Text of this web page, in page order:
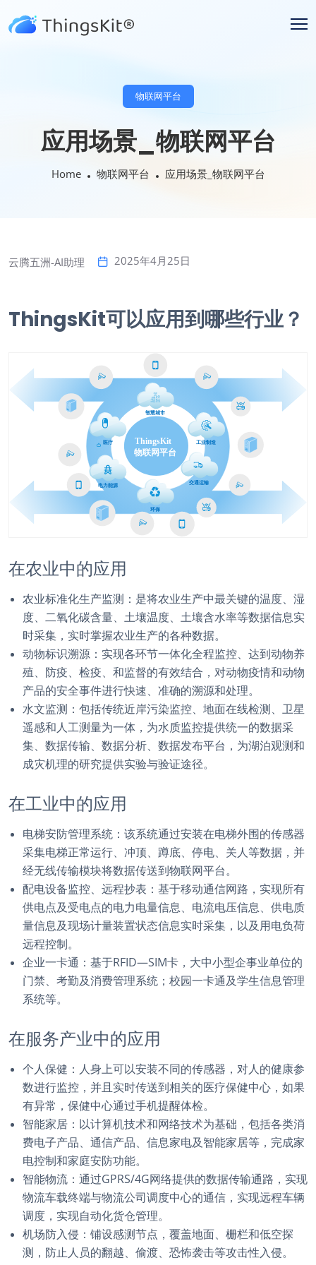
物联网平台
应用场景_物联网平台
Home 物联网平台 应用场景_物联网平台
云腾五洲-AI助理 2025年4月25日
ThingsKit可以应用到哪些行业？
在农业中的应用
农业标准化生产监测：是将农业生产中最关键的温度、湿
度、二氧化碳含量、土壤温度、土壤含水率等数据信息实
时采集，实时掌握农业生产的各种数据。
动物标识溯源：实现各环节一体化全程监控、达到动物养
殖、防疫、检疫、和监督的有效结合，对动物疫情和动物
产品的安全事件进行快速、准确的溯源和处理。
水文监测：包括传统近岸污染监控、地面在线检测、卫星
遥感和人工测量为一体，为水质监控提供统一的数据采
集、数据传输、数据分析、数据发布平台，为湖泊观测和
成灾机理的研究提供实验与验证途径。
在工业中的应用
电梯安防管理系统：该系统通过安装在电梯外围的传感器
采集电梯正常运行、冲顶、蹲底、停电、关人等数据，并
经无线传输模块将数据传送到物联网平台。
配电设备监控、远程抄表：基于移动通信网路，实现所有
供电点及受电点的电力电量信息、电流电压信息、供电质
量信息及现场计量装置状态信息实时采集，以及用电负荷
远程控制。
企业一卡通：基于RFID—SIM卡，大中小型企事业单位的
门禁、考勤及消费管理系统；校园一卡通及学生信息管理
系统等。
在服务产业中的应用
个人保健：人身上可以安装不同的传感器，对人的健康参
数进行监控，并且实时传送到相关的医疗保健中心，如果
有异常，保健中心通过手机提醒体检。
智能家居：以计算机技术和网络技术为基础，包括各类消
费电子产品、通信产品、信息家电及智能家居等，完成家
电控制和家庭安防功能。
智能物流：通过GPRS/4G网络提供的数据传输通路，实现
物流车载终端与物流公司调度中心的通信，实现远程车辆
调度，实现自动化货仓管理。
机场防入侵：铺设感测节点，覆盖地面、栅栏和低空探
测，防止人员的翻越、偷渡、恐怖袭击等攻击性入侵。